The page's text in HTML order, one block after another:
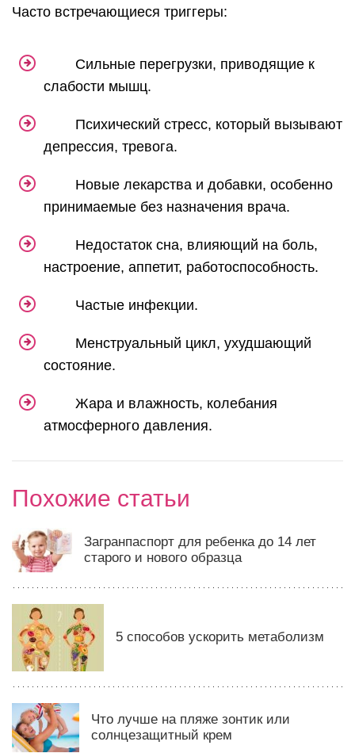
Часто встречающиеся триггеры:
Сильные перегрузки, приводящие к
слабости мышц.
Психический стресс, который вызывают
депрессия, тревога.
Новые лекарства и добавки, особенно
принимаемые без назначения врача.
Недостаток сна, влияющий на боль,
настроение, аппетит, работоспособность.
Частые инфекции.
Менструальный цикл, ухудшающий
состояние.
Жара и влажность, колебания
атмосферного давления.
Похожие статьи
Загранпаспорт для ребенка до 14 лет
старого и нового образца
5 способов ускорить метаболизм
Что лучше на пляже зонтик или
солнцезащитный крем